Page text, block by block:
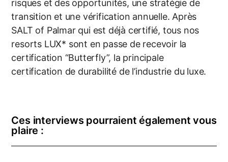
risques et des opportunités, une stratégie de
transition et une vérification annuelle.Après
SALT of Palmar qui est déjà certifié, tous nos
resorts LUX* sont en passe de recevoir la
certification “Butterfly”, la principale
certification de durabilité de l’industrie du luxe.
Ces interviews pourraient également vous
plaire :